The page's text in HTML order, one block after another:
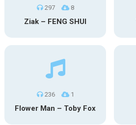
297 8
Ziak – FENG SHUI
236 1
Flower Man – Toby Fox